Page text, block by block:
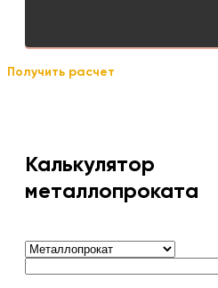
Получить расчет
Калькулятор
металлопроката